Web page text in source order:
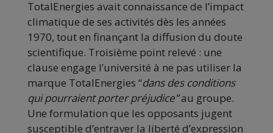
TotalEnergies avait connaissance de l’impact
climatique de ses activités dès les années
1970, tout en finançant la diffusion du doute
scientifique. Troisième point relevé : une
clause engage l’université à ne pas utiliser la
marque TotalEnergies “dans des conditions
qui pourraient porter préjudice”au groupe.
Une formulation que les opposants jugent
susceptible d’entraver la liberté d’expression